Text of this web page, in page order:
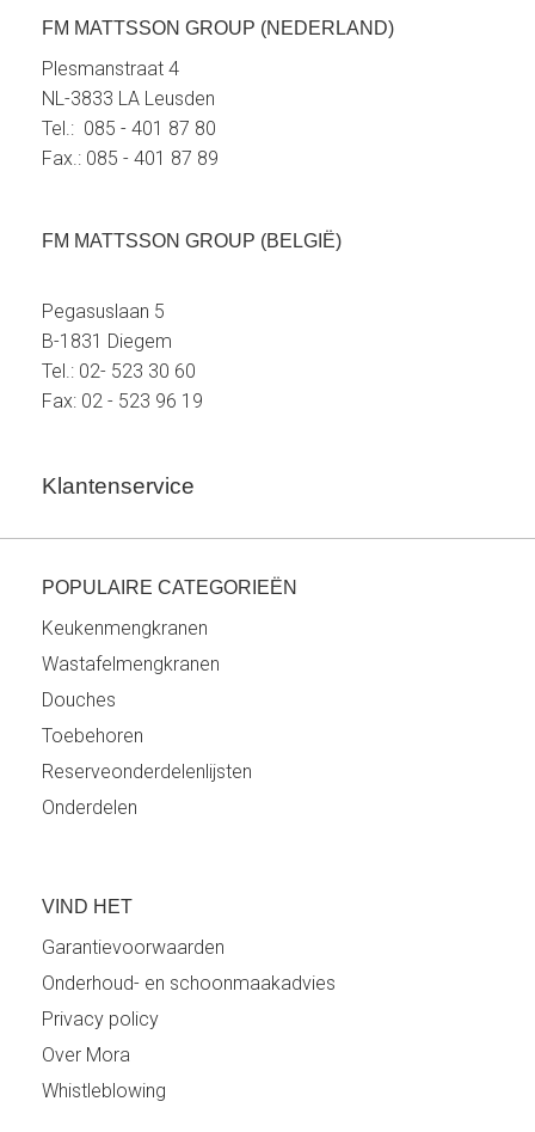
FM MATTSSON GROUP (NEDERLAND)
Plesmanstraat 4
NL-3833 LA Leusden
Tel.: 085 - 401 87 80
Fax.: 085 - 401 87 89
FM MATTSSON GROUP (BELGIË)
Pegasuslaan 5
B-1831 Diegem
Tel.: 02- 523 30 60
Fax: 02 - 523 96 19
Klantenservice
POPULAIRE CATEGORIEËN
Keukenmengkranen
Wastafelmengkranen
Douches
Toebehoren
Reserveonderdelenlijsten
Onderdelen
VIND HET
Garantievoorwaarden
Onderhoud- en schoonmaakadvies
Privacy policy
Over Mora
Whistleblowing